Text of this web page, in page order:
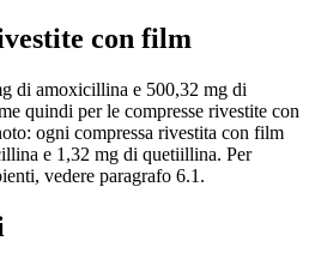
con film
di amoxicillina e 500,32 mg di
quindi per le compresse rivestite con
ogni compressa rivestita con film
e 1,32 mg di quetiillina. Per
vedere paragrafo 6.1.